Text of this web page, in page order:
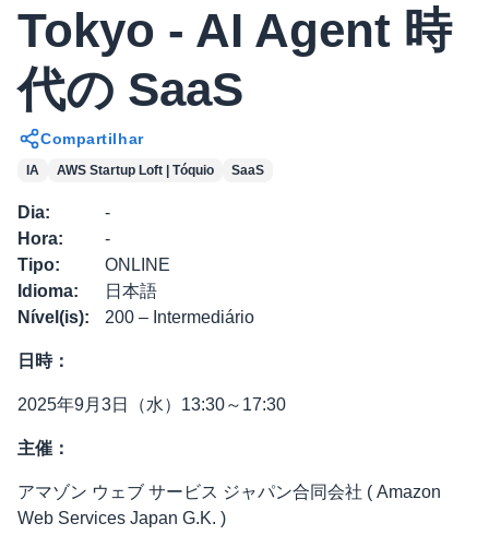
Tokyo - AI Agent 時
代の SaaS
Compartilhar
IA AWS Startup Loft | Tóquio SaaS
Dia:
-
Hora:
-
Tipo:
ONLINE
Idioma:
日本語
Nível(is): 200 – Intermediário
日時：
2025年9月3日（水）13:30～17:30
主催：
アマゾン ウェブ サービス ジャパン合同会社 ( Amazon
Web Services Japan G.K. )